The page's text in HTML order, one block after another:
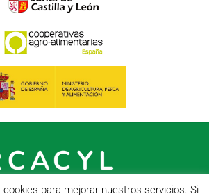
para mejorar nuestros servicios. Si